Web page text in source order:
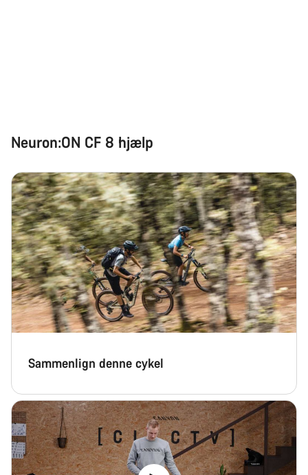
Neuron:ON CF 8 hjælp
Sammenlign denne cykel